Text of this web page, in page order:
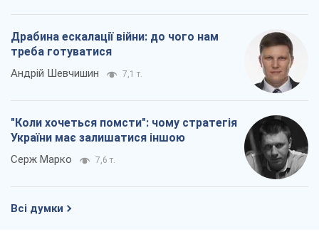
Драбина ескалації війни: до чого нам
треба готуватися
Андрій Шевчишин 7,1 т.
"Коли хочеться помсти": чому стратегія
України має залишатися іншою
Серж Марко 7,6 т.
Всі думки